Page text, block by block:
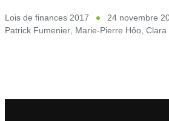
Lois de finances 2017
24 novembre
Patrick Fumenier, Marie-Pierre Hôo, Clara